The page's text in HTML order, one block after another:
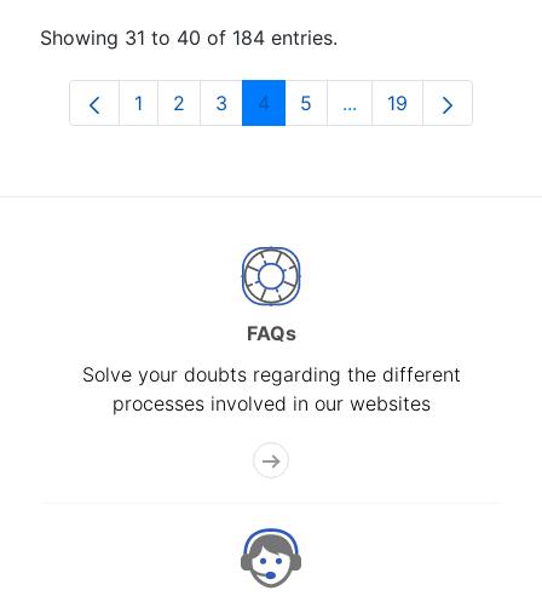
Showing 31 to 40 of 184 entries.
Page
1 Page
2 Page
3 Page
4 Page
5 ...Intermediate Pages
Page
19
FAQs
Solve your doubts regarding the different
processes involved in our websites